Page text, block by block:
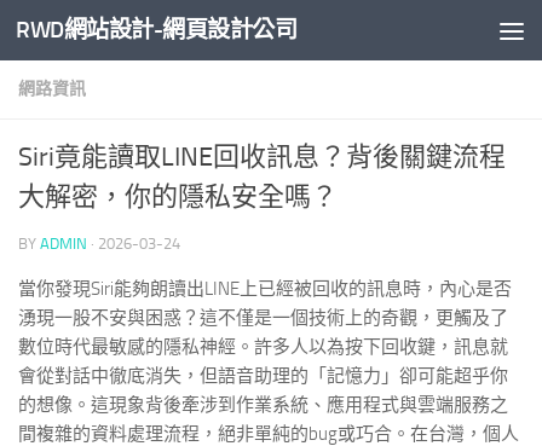
Skip to content
RWD網站設計-網頁設計公司
網路資訊
Siri竟能讀取LINE回收訊息？背後關鍵流程
大解密，你的隱私安全嗎？
BY ADMIN · 2026-03-24
當你發現Siri能夠朗讀出LINE上已經被回收的訊息時，內心是否
湧現一股不安與困惑？這不僅是一個技術上的奇觀，更觸及了
數位時代最敏感的隱私神經。許多人以為按下回收鍵，訊息就
會從對話中徹底消失，但語音助理的「記憶力」卻可能超乎你
的想像。這現象背後牽涉到作業系統、應用程式與雲端服務之
間複雜的資料處理流程，絕非單純的bug或巧合。在台灣，個人